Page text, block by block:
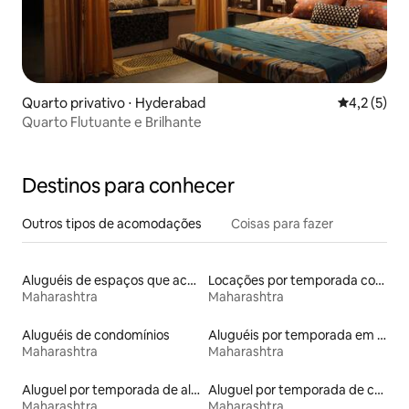
Quarto privativo ⋅ Hyderabad 4,2 de
4,2 (5)
Quarto Flutuante e Brilhante
Destinos para conhecer
Outros tipos de acomodações Coisas para fazer
Aluguéis de espaços que aceitam animais de estimação
Maharashtra
Locações por temporada com piscina
Maharashtra
Aluguéis de condomínios
Maharashtra
Aluguéis por temporada em hotéis-fazenda
Maharashtra
Aluguel por temporada de alojamentos ecológicos
Aluguel por temporada de casas de veraneio